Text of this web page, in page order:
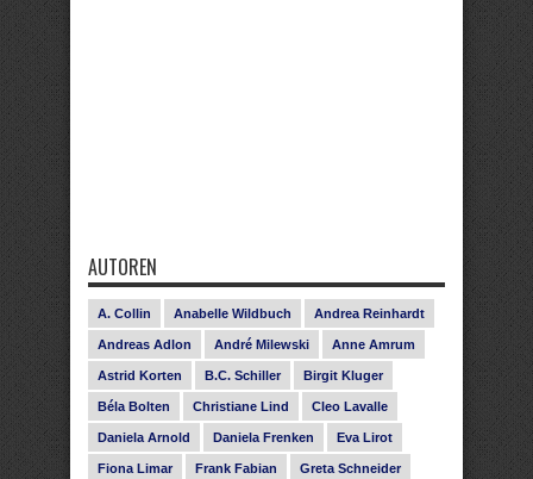
AUTOREN
A. Collin Anabelle Wildbuch Andrea Reinhardt
Andreas Adlon André Milewski Anne Amrum
Astrid Korten B.C. Schiller Birgit Kluger
Béla Bolten Christiane Lind Cleo Lavalle
Daniela Arnold Daniela Frenken Eva Lirot
Fiona Limar Frank Fabian Greta Schneider